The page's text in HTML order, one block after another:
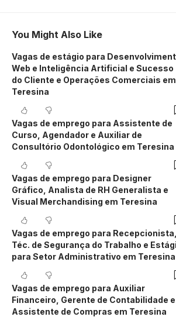
You Might Also Like
Vagas de estágio para
Web e Inteligência Artificial e Sucesso
do Cliente e Operações Comerciais em
Teresina
Vagas de emprego para Assistente de
Curso, Agendador e Auxiliar de
Consultório Odontológico em Teresina
Vagas de emprego para Designer
Gráfico, Analista de RH Generalista e
Visual Merchandising em Teresina
Vagas de emprego para Recepcionista,
Téc. de Segurança do Trabalho e
para Setor Administrativo em Teresina
Vagas de emprego para Auxiliar
Financeiro, Gerente de Contabilidade e
Assistente de Compras em Teresina